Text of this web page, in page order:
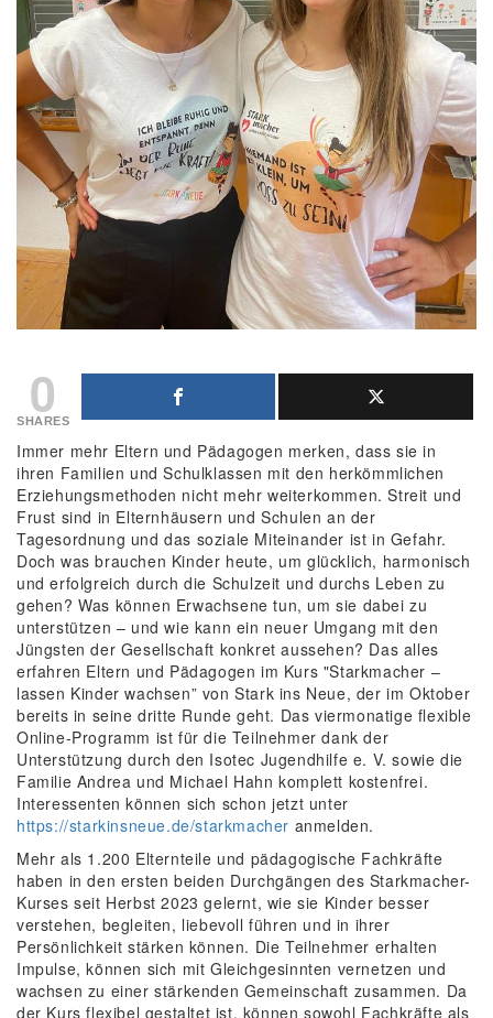
0
SHARES
Immer mehr Eltern und Pädagogen merken, dass sie in
ihren Familien und Schulklassen mit den herkömmlichen
Erziehungsmethoden nicht mehr weiterkommen. Streit und
Frust sind in Elternhäusern und Schulen an der
Tagesordnung und das soziale Miteinander ist in Gefahr.
Doch was brauchen Kinder heute, um glücklich, harmonisch
und erfolgreich durch die Schulzeit und durchs Leben zu
gehen? Was können Erwachsene tun, um sie dabei zu
unterstützen – und wie kann ein neuer Umgang mit den
Jüngsten der Gesellschaft konkret aussehen? Das alles
erfahren Eltern und Pädagogen im Kurs "Starkmacher –
lassen Kinder wachsen” von Stark ins Neue, der im Oktober
bereits in seine dritte Runde geht. Das viermonatige flexible
Online-Programm ist für die Teilnehmer dank der
Unterstützung durch den Isotec Jugendhilfe e. V. sowie die
Familie Andrea und Michael Hahn komplett kostenfrei.
Interessenten können sich schon jetzt unter
https://starkinsneue.de/starkmacher anmelden.
Mehr als 1.200 Elternteile und pädagogische Fachkräfte
haben in den ersten beiden Durchgängen des Starkmacher-
Kurses seit Herbst 2023 gelernt, wie sie Kinder besser
verstehen, begleiten, liebevoll führen und in ihrer
Persönlichkeit stärken können. Die Teilnehmer erhalten
Impulse, können sich mit Gleichgesinnten vernetzen und
wachsen zu einer stärkenden Gemeinschaft zusammen. Da
der Kurs flexibel gestaltet ist, können sowohl Fachkräfte als